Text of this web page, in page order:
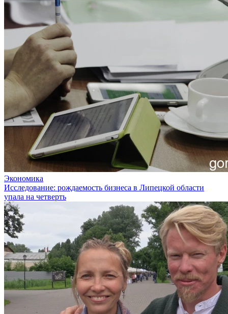
Экономика
Исследование: рождаемость бизнеса в Липецкой области
упала на четверть